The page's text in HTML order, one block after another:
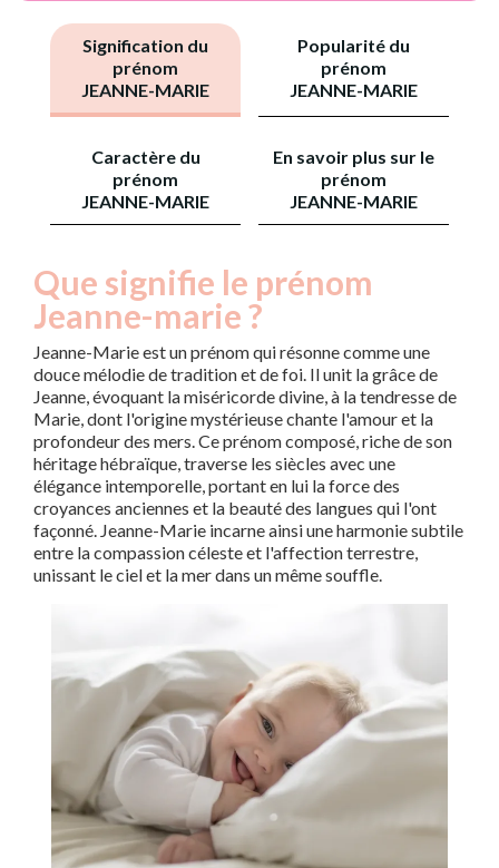
Signification du
prénom
JEANNE-MARIE
Popularité du
prénom
JEANNE-MARIE
Caractère du
prénom
JEANNE-MARIE
En savoir plus sur le
prénom
JEANNE-MARIE
Que signifie le prénom
Jeanne-marie ?
Jeanne-Marie est un prénom qui résonne comme une
douce mélodie de tradition et de foi. Il unit la grâce de
Jeanne, évoquant la miséricorde divine, à la tendresse de
Marie, dont l'origine mystérieuse chante l'amour et la
profondeur des mers. Ce prénom composé, riche de son
héritage hébraïque, traverse les siècles avec une
élégance intemporelle, portant en lui la force des
croyances anciennes et la beauté des langues qui l'ont
façonné. Jeanne-Marie incarne ainsi une harmonie subtile
entre la compassion céleste et l'affection terrestre,
unissant le ciel et la mer dans un même souffle.